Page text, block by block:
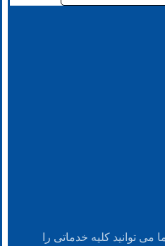
توانید کلیه خدماتی را